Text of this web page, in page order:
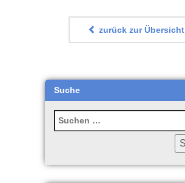
zurück zur Übersicht
Suche